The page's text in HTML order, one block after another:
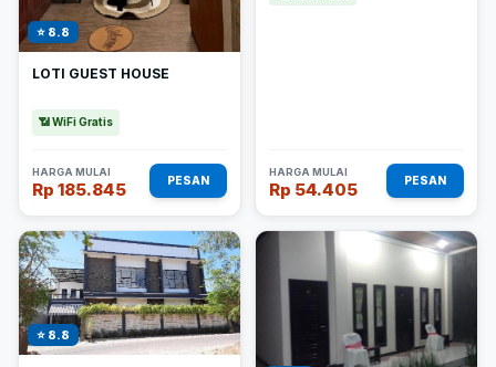
⭐ 8.8
LOTI GUEST HOUSE
📶 WiFi Gratis
HARGA MULAI
Rp 185.845 PESAN
HARGA MULAI
Rp 54.405 PESAN
⭐ 8.8